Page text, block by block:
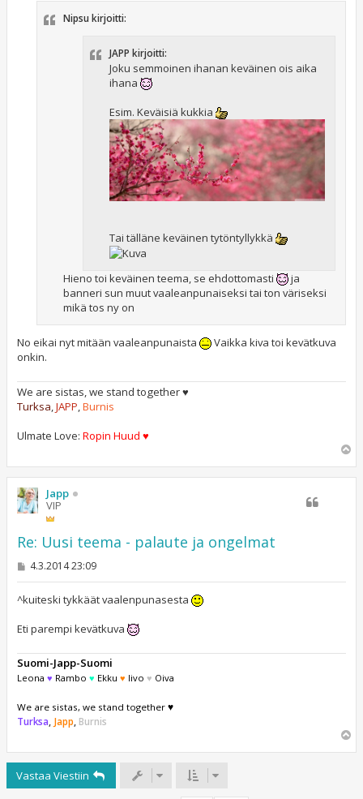
Nipsu kirjoitti:
JAPP kirjoitti:
Joku semmoinen ihanan keväinen ois aika
ihana
Esim. Keväisiä kukkia
Tai tälläne keväinen tytöntyllykkä
Hieno toi keväinen teema, se ehdottomasti
ja
banneri sun muut vaaleanpunaiseksi tai ton väriseksi
mikä tos ny on
No eikai nyt mitään vaaleanpunaista
Vaikka kiva toi kevätkuva
onkin.
We are sistas, we stand together ♥
Turksa,JAPP,Burnis
Ulmate Love: Ropin Huud ♥
ö
Japp
VIP
Re: Uusi teema - palaute ja ongelmat
V
s
4.3.2014 23:09
^kuiteski tykkäät vaalenpunasesta
Eti parempi kevätkuva
Suomi-Japp-Suomi
Leona ♥ Rambo ♥ Ekku ♥ Iivo ♥ Oiva
We are sistas, we stand together ♥
Turksa, Japp, Burnis
Vastaa Viestiin